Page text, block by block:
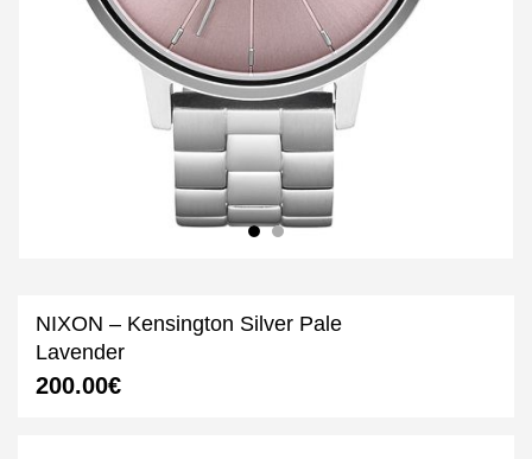
NIXON – Kensington Silver Pale
Lavender
200.00€